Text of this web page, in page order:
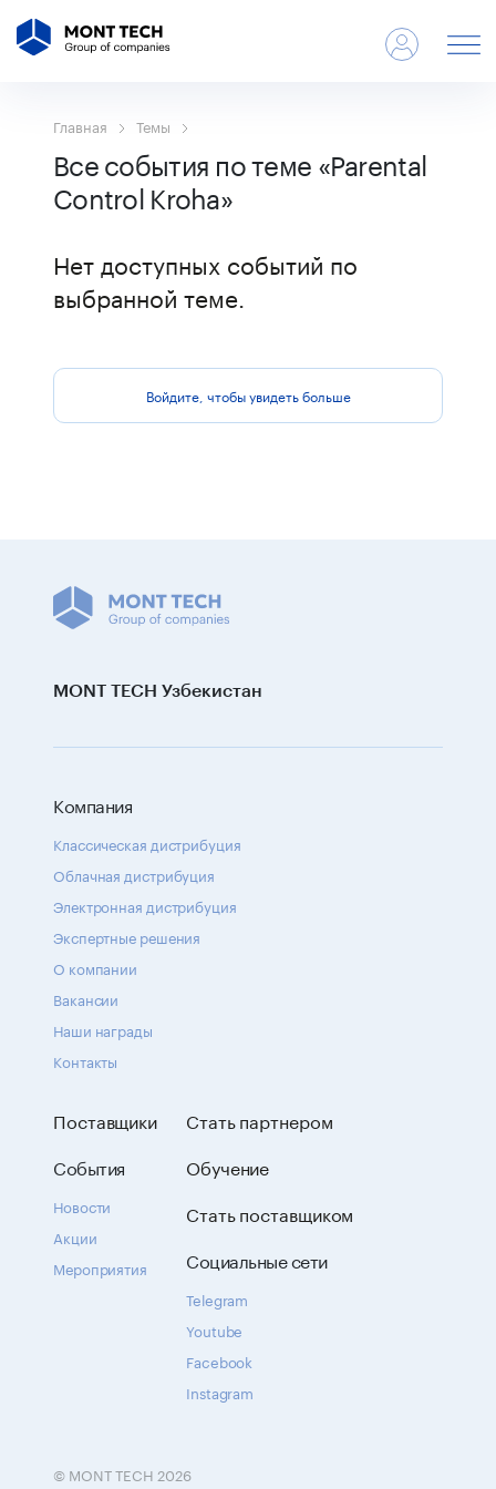
Главная Темы
Все события по теме «Parental
Control Kroha»
Нет доступных событий по
выбранной теме.
Войдите, чтобы увидеть больше
MONT TECH Узбекистан
Компания
Классическая дистрибуция
Облачная дистрибуция
Электронная дистрибуция
Экспертные решения
О компании
Вакансии
Наши награды
Контакты
Поставщики
События
Новости
Акции
Мероприятия
Стать партнером
Обучение
Стать поставщиком
Социальные сети
Telegram
Youtube
Facebook
Instagram
© MONT TECH 2026